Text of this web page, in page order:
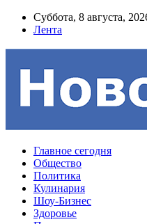
Суббота, 8 августа,
Лента
Главное сегодня
Общество
Политика
Кулинария
Шоу-Бизнес
Здоровье